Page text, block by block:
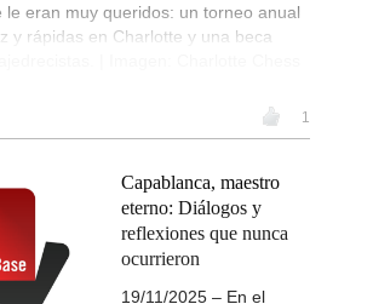
le eran muy queridos: un torneo anual
y rápidas en Charlotte y una beca
1
Capablanca, maestro
eterno: Diálogos y
reflexiones que nunca
ocurrieron
19/11/2025 – En el